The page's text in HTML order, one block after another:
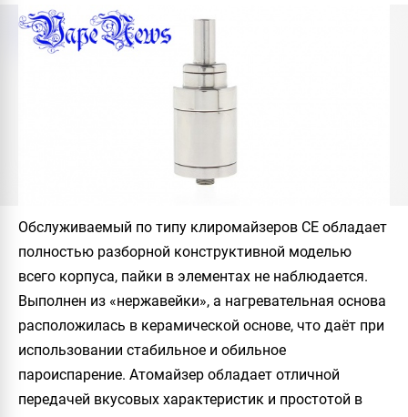
Обслуживаемый по типу клиромайзеров СЕ обладает
полностью разборной конструктивной моделью
всего корпуса, пайки в элементах не наблюдается.
Выполнен из «нержавейки», а нагревательная основа
расположилась в керамической основе, что даёт при
использовании стабильное и обильное
пароиспарение. Атомайзер обладает отличной
передачей вкусовых характеристик и простотой в